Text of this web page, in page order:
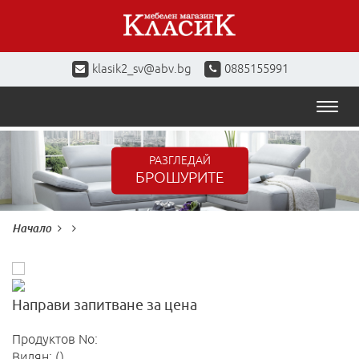
klasik2_sv@abv.bg 0885155991
РАЗГЛЕДАЙ
БРОШУРИТЕ
Начало
Направи запитване за цена
Продуктов No: